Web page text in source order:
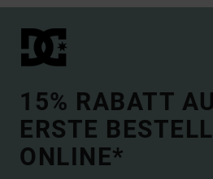
15% RABATT
ERSTE
ONLINE*